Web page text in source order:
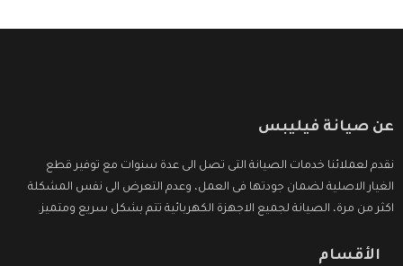
عن صيانة فيليبس
نقدم لعملائنا خدمات الصيانة التى تصل الى عدة سنوات مع توفير قطع
الغيار الاصلية لضمان جودتها فى العمل، وعدم التعرض الى نفس المشكلة
اكثر من مرة، الصيانة لجميع الاجهزة الكهربائية تتم بشكل سريع ومتميز.
الأقسام